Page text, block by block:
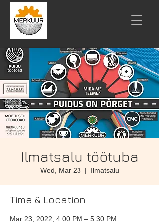
Ilmatsalu töötuba
Wed, Mar 23
  |
Ilmatsalu
Time & Location
Mar 23, 2022, 4:00 PM – 5:30 PM